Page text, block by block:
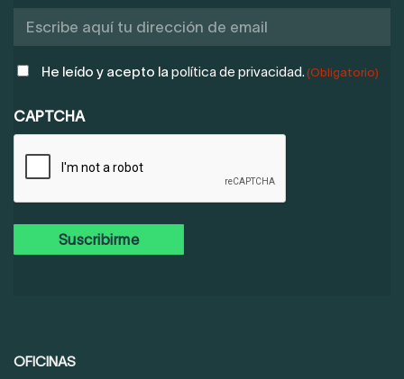
OFICINAS
POLÍTICA
PRIVACIDAD
(OBLIGATORIO)
He leído y acepto la política de privacidad. (Obligatorio)
CAPTCHA